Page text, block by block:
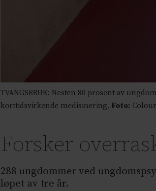
TVANGSBRUK: Nesten 80 prosent av
korttidsvirkende medisinering. Foto:
Forsker
288 ungdommer ved
løpet av tre år.